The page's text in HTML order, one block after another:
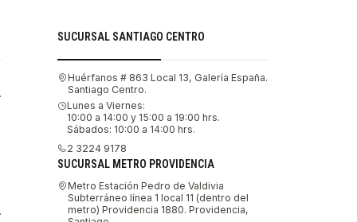
SUCURSAL SANTIAGO CENTRO
Huérfanos # 863 Local 13, Galería España.
Santiago Centro.
Lunes a Viernes:
10:00 a 14:00 y 15:00 a 19:00 hrs.
Sábados: 10:00 a 14:00 hrs.
2 3224 9178
SUCURSAL METRO PROVIDENCIA
Metro Estación Pedro de Valdivia
Subterráneo línea 1 local 11 (dentro del
metro) Providencia 1880. Providencia,